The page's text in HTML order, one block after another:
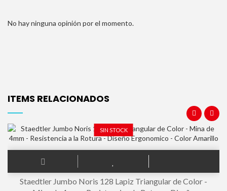
No hay ninguna opinión por el momento.
ITEMS RELACIONADOS
SIN STOCK
Staedtler Jumbo Noris 128 Lapiz Triangular de Color -